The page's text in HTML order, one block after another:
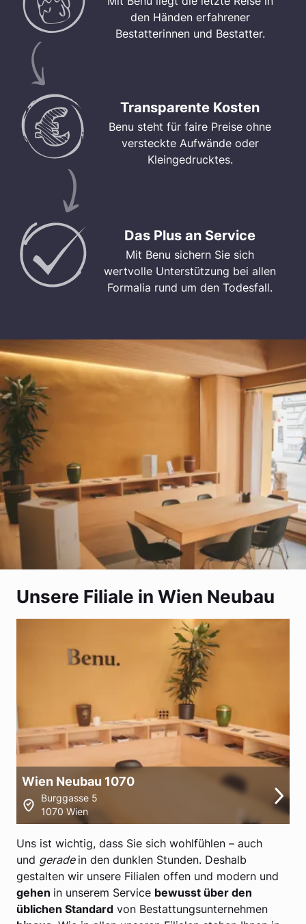
den Händen erfahrener
Bestatterinnen und Bestatter.
Transparente Kosten
Benu steht für faire Preise ohne
versteckte Aufwände oder
Kleingedrucktes.
Das Plus an Service
Mit Benu sichern Sie sich
wertvolle Unterstützung bei allen
Formalia rund um den Todesfall.
Unsere Filiale in Wien Neubau
Wien Neubau 1070
Burggasse 5
1070 Wien
Uns ist wichtig, dass Sie sich wohlfühlen – auch
und gerade in den dunklen Stunden. Deshalb
gestalten wir unsere Filialen offen und modern und
gehen in unserem Service bewusst über den
üblichen Standard von Bestattungsunternehmen